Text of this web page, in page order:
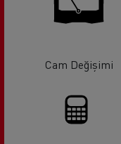
Cam Değişimi